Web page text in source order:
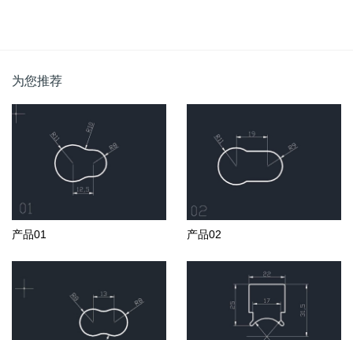
为您推荐
产品01 产品02